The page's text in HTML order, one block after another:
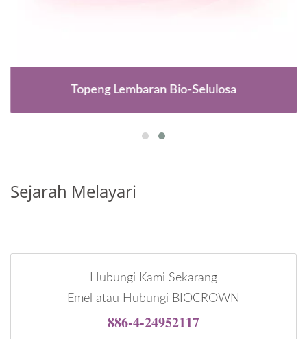
Topeng Lembaran Bio-Selulosa
Sejarah Melayari
Hubungi Kami Sekarang
Emel atau Hubungi BIOCROWN
886-4-24952117